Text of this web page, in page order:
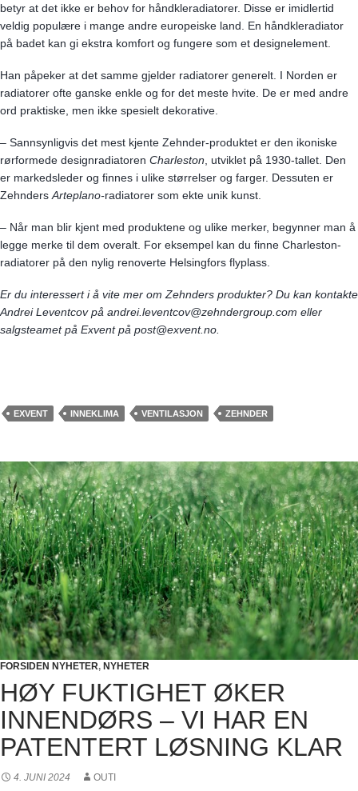
betyr at det ikke er behov for håndkleradiatorer. Disse er imidlertid
veldig populære i mange andre europeiske land. En håndkleradiator
på badet kan gi ekstra komfort og fungere som et designelement.
Han påpeker at det samme gjelder radiatorer generelt. I Norden er
radiatorer ofte ganske enkle og for det meste hvite. De er med andre
ord praktiske, men ikke spesielt dekorative.
– Sannsynligvis det mest kjente Zehnder-produktet er den ikoniske
rørformede designradiatoren Charleston , utviklet på 1930-tallet. Den
er markedsleder og finnes i ulike størrelser og farger. Dessuten er
Zehnders Arteplano-radiatorer som ekte unik kunst.
– Når man blir kjent med produktene og ulike merker, begynner man å
legge merke til dem overalt. For eksempel kan du finne Charleston-
radiatorer på den nylig renoverte Helsingfors flyplass.
Er du interessert i å vite mer om Zehnders produkter? Du kan kontakte
Andrei Leventcov på andrei.leventcov@zehndergroup.com eller
salgsteamet på Exvent på post@exvent.no.
EXVENT INNEKLIMA VENTILASJON ZEHNDER
FORSIDEN NYHETER, NYHETER
HØY FUKTIGHET ØKER
INNENDØRS – VI HAR EN
PATENTERT LØSNING KLAR
4. JUNI 2024 OUTI